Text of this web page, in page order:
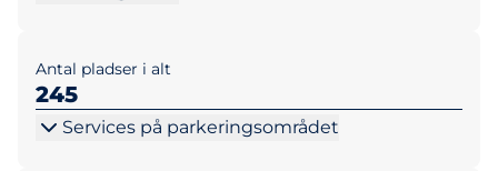
Antal pladser i alt
245
Services på parkeringsområdet